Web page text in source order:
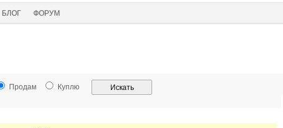
БЛОГ ФОРУМ
Продам
Куплю